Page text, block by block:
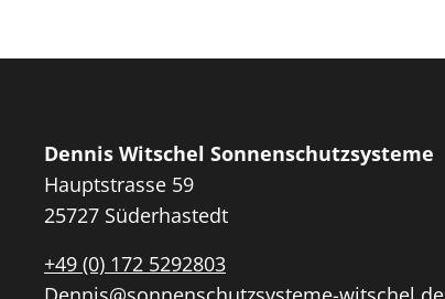
Dennis Witschel Sonnenschutzsysteme
Hauptstrasse 59
25727 Süderhastedt
+49 (0) 172 5292803